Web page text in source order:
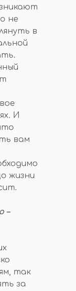
не
в
И
вам
жизни
–
так
за